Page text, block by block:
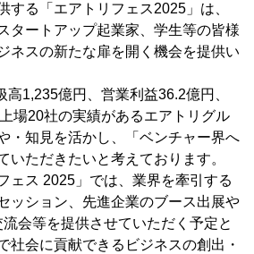
する「エアトリフェス2025」は、
タートアップ起業家、学生等の皆様
ネスの新たな扉を開く機会を提供い
1,235億円、営業利益36.2億円、
場20社の実績があるエアトリグル
・知見を活かし、「ベンチャー界へ
いただきたいと考えております。
ェス 2025」では、業界を牽引する
ッション、先進企業のブース出展や
会等を提供させていただく予定と
社会に貢献できるビジネスの創出・